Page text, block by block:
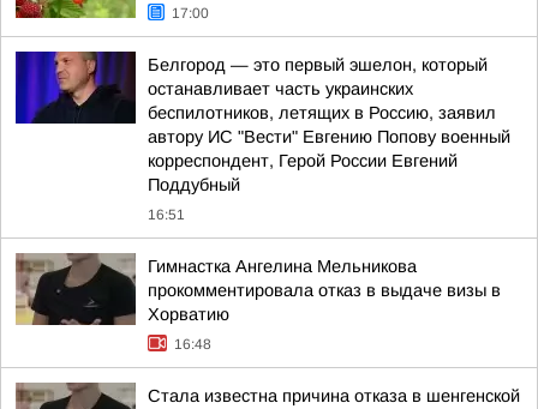
17:00
Белгород — это первый эшелон, который
останавливает часть украинских
беспилотников, летящих в Россию, заявил
автору ИС "Вести" Евгению Попову военный
корреспондент, Герой России Евгений
Поддубный
16:51
Гимнастка Ангелина Мельникова
прокомментировала отказ в выдаче визы в
Хорватию
16:48
Стала известна причина отказа в шенгенской